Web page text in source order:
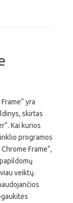
yra
skirtas
Kai kurios
programos
Frame“,
veiktų.